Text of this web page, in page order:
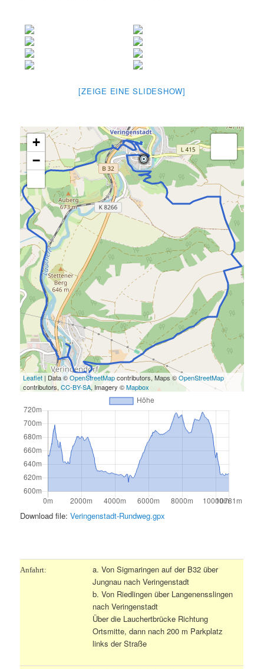
[ZEIGE EINE SLIDESHOW]
+
−
Leaflet | Data ©OpenStreetMapcontributors, Maps ©OpenStreetMap
contributors,CC-BY-SA, Imagery ©Mapbox
Download file:Veringenstadt-Rundweg.gpx
Anfahrt:
a. Von Sigmaringen auf der B32 über
Jungnau nach Veringenstadt
b. Von Riedlingen über Langenensslingen
nach Veringenstadt
Über die Lauchertbrücke Richtung
Ortsmitte, dann nach 200 m Parkplatz
links der Straße